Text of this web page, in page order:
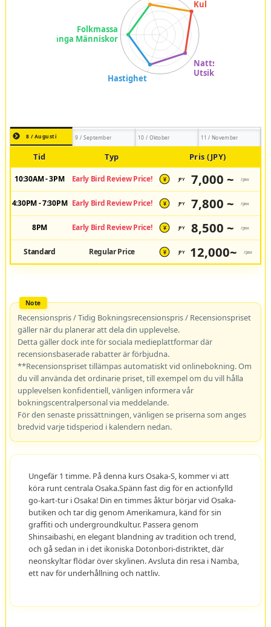
8 / Augusti 9 / September 10 / Oktober 11 / November
Tid Typ Pris (JPY)
10:30AM - 3PM Early Bird Review Price! ¥ JPY 7,000 ~ /pax
4:30PM - 7:30PM Early Bird Review Price! ¥ JPY 7,800 ~ /pax
8PM Early Bird Review Price! ¥ JPY 8,500 ~ /pax
Standard Regular Price ¥ JPY 12,000~ /pax
Recensionspris / Tidig Bokningsrecensionspris / Recensionspriset
gäller när du planerar att dela din upplevelse.
Detta gäller dock inte för sociala medieplattformar där
recensionsbaserade rabatter är förbjudna.
**Recensionspriset tillämpas automatiskt vid onlinebokning. Om
du vill använda det ordinarie priset, till exempel om du vill hålla
upplevelsen konfidentiell, vänligen informera vår
bokningscentralpersonal via meddelande.
För den senaste prissättningen, vänligen se priserna som anges
bredvid varje tidsperiod i kalendern nedan.
Ungefär 1 timme. På denna kurs Osaka-S, kommer vi att
köra runt centrala Osaka.Spänn fast dig för en actionfylld
go-kart-tur i Osaka! Din en timmes åktur börjar vid Osaka-
butiken och tar dig genom Amerikamura, känd för sin
graffiti och undergroundkultur. Passera genom
Shinsaibashi, en elegant blandning av tradition och trend,
och gå sedan in i det ikoniska Dotonbori-distriktet, där
neonskyltar flödar över skylinen. Avsluta din resa i Namba,
ett nav för underhållning och nattliv.